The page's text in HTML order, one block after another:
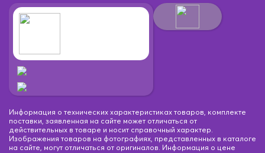
Информация о технических характеристиках товаров, комплекте
поставки, заявленная на сайте может отличаться от
действительных в товаре и носит справочный характер.
Изображения товаров на фотографиях, представленных в каталоге
на сайте, могут отличаться от оригиналов. Информация о цене